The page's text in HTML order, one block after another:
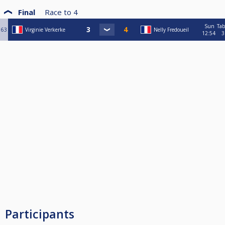
Final Race to 4
63 Virginie Verkerke Nelly Fredoueil
Sun
12:54
3
Participants